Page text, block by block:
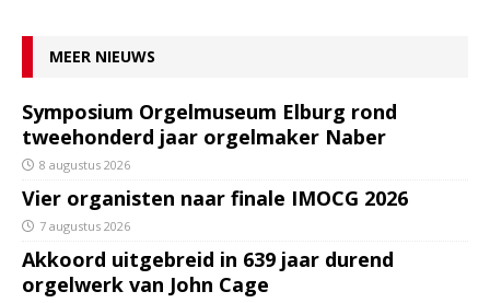
MEER NIEUWS
Symposium Orgelmuseum Elburg rond
tweehonderd jaar orgelmaker Naber
8 augustus 2026
Vier organisten naar finale IMOCG 2026
7 augustus 2026
Akkoord uitgebreid in 639 jaar durend
orgelwerk van John Cage